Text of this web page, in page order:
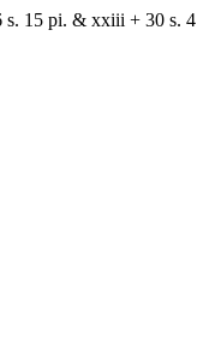
s. 15 pi. & xxiii + 30 s. 4